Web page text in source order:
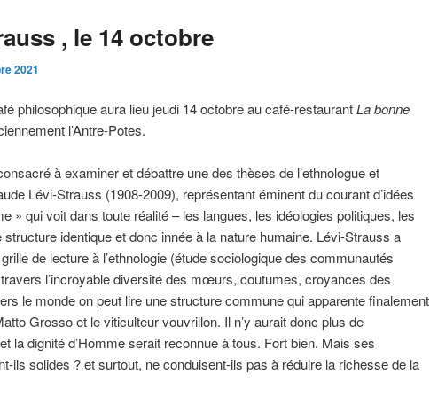
, le 14 octobre
2021
philosophique aura lieu jeudi 14 octobre au café-restaurantLa bonne
l’Antre-Potes.
à examiner et débattre une des thèses de l’ethnologue et
Lévi-Strauss (1908-2009), représentant éminent du courant d’idées
» qui voit dans toute réalité – les langues, les idéologies politiques, les
structure identique et donc innée à la nature humaine. Lévi-Strauss a
de lecture à l’ethnologie (étude sociologique des communautés
l’incroyable diversité des mœurs, coutumes, croyances des
le monde on peut lire une structure commune qui apparente finalement
Grosso et le viticulteur vouvrillon. Il n’y aurait donc plus de
la dignité d’Homme serait reconnue à tous. Fort bien. Mais ses
ils solides ? et surtout, ne conduisent-ils pas à réduire la richesse de la